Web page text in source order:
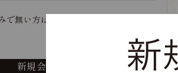
で無い方は、こちらから登録をお願い
新規会員登録